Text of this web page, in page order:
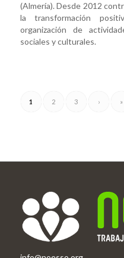
(Almería). Desde 2012
la transformación
organización de
sociales y culturales.
1 2 3 › »